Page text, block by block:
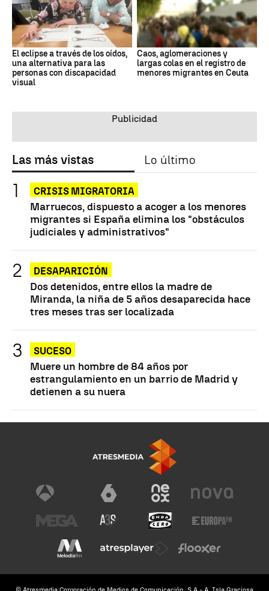
El eclipse a través de los oídos,
una alternativa para las
personas con discapacidad
visual
Caos, aglomeraciones y
largas colas en el registro de
menores migrantes en Ceuta
Las más vistas Lo último
CRISIS MIGRATORIA
Marruecos, dispuesto a acoger a los menores
migrantes si España elimina los "obstáculos
judiciales y administrativos"
DESAPARICIÓN
Dos detenidos, entre ellos la madre de
Miranda, la niña de 5 años desaparecida hace
tres meses tras ser localizada
SUCESO
Muere un hombre de 84 años por
estrangulamiento en un barrio de Madrid y
detienen a su nuera